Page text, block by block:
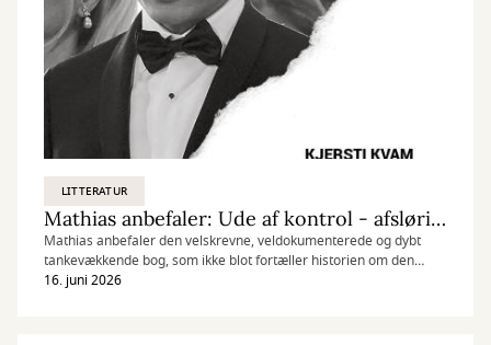
LITTERATUR
Mathias anbefaler: Ude af kontrol - afsløringen af Marius Borg Høiby
Mathias anbefaler den velskrevne, veldokumenterede og dybt
tankevækkende bog, som ikke blot fortæller historien om den
norske kronprinsesse Mette-Marits søn, men udfordrer læseren til
16. juni 2026